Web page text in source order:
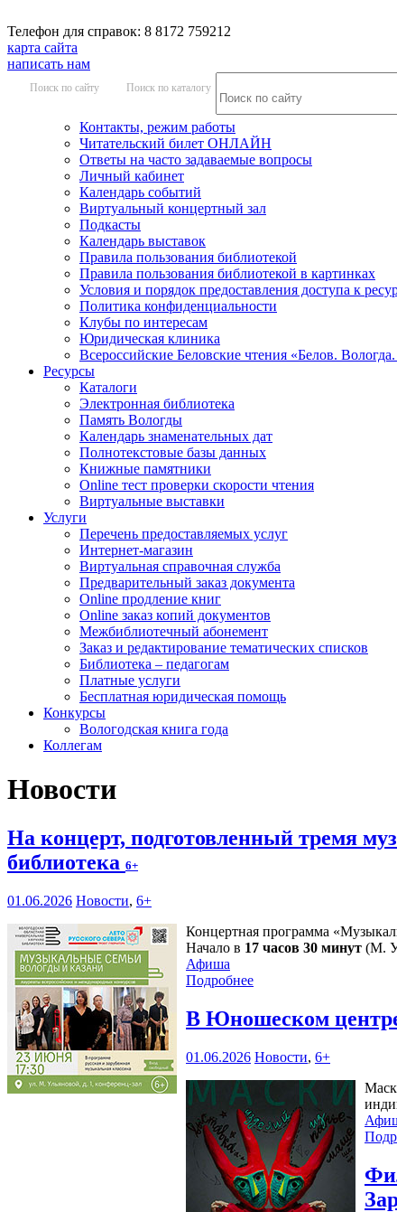
Телефон для справок: 8 8172 759212
карта сайта
написать нам
Поиск по сайту Поиск по каталогу
Контакты, режим работы
Читательский билет ОНЛАЙН
Ответы на часто задаваемые вопросы
Личный кабинет
Календарь событий
Виртуальный концертный зал
Подкасты
Календарь выставок
Правила пользования библиотекой
Правила пользования библиотекой в картинках
Условия и порядок предоставления доступа к
Политика конфиденциальности
Клубы по интересам
Юридическая клиника
Всероссийские Беловские чтения «Белов.
Ресурсы
Каталоги
Электронная библиотека
Память Вологды
Календарь знаменательных дат
Полнотекстовые базы данных
Книжные памятники
Online тест проверки скорости чтения
Виртуальные выставки
Услуги
Перечень предоставляемых услуг
Интернет-магазин
Виртуальная справочная служба
Предварительный заказ документа
Online продление книг
Online заказ копий документов
Межбиблиотечный абонемент
Заказ и редактирование тематических списков
Библиотека – педагогам
Платные услуги
Бесплатная юридическая помощь
Конкурсы
Вологодская книга года
Коллегам
Новости
На концерт, подготовленный тремя
библиотека 6+
01.06.2026 Новости, 6+
Концертная программа
Начало в 17 часов 30 минут (М.
Афиша
Подробнее
В Юношеском
01.06.2026 Новости, 6+